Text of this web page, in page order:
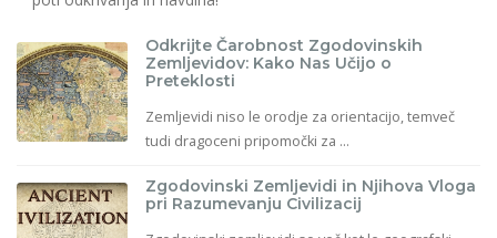
Odkrijte Čarobnost Zgodovinskih
Zemljevidov: Kako Nas Učijo o
Preteklosti
Zemljevidi niso le orodje za orientacijo, temveč
tudi dragoceni pripomočki za ...
Zgodovinski Zemljevidi in Njihova Vloga
pri Razumevanju Civilizacij